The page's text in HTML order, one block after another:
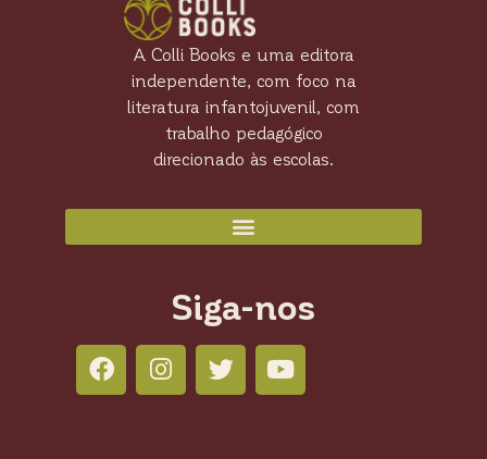
A Colli Books e uma editora
independente, com foco na
literatura infantojuvenil, com
trabalho pedagógico
direcionado às escolas.
Siga-nos